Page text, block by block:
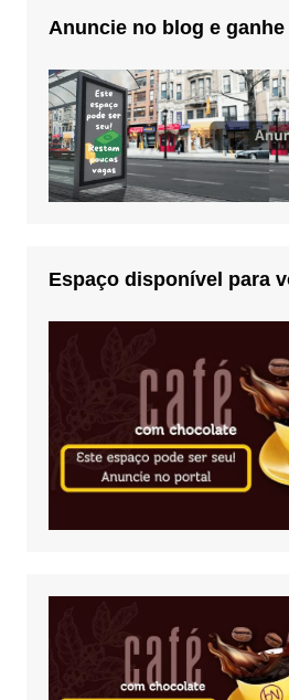
Anuncie no blog e
Espaço disponível para